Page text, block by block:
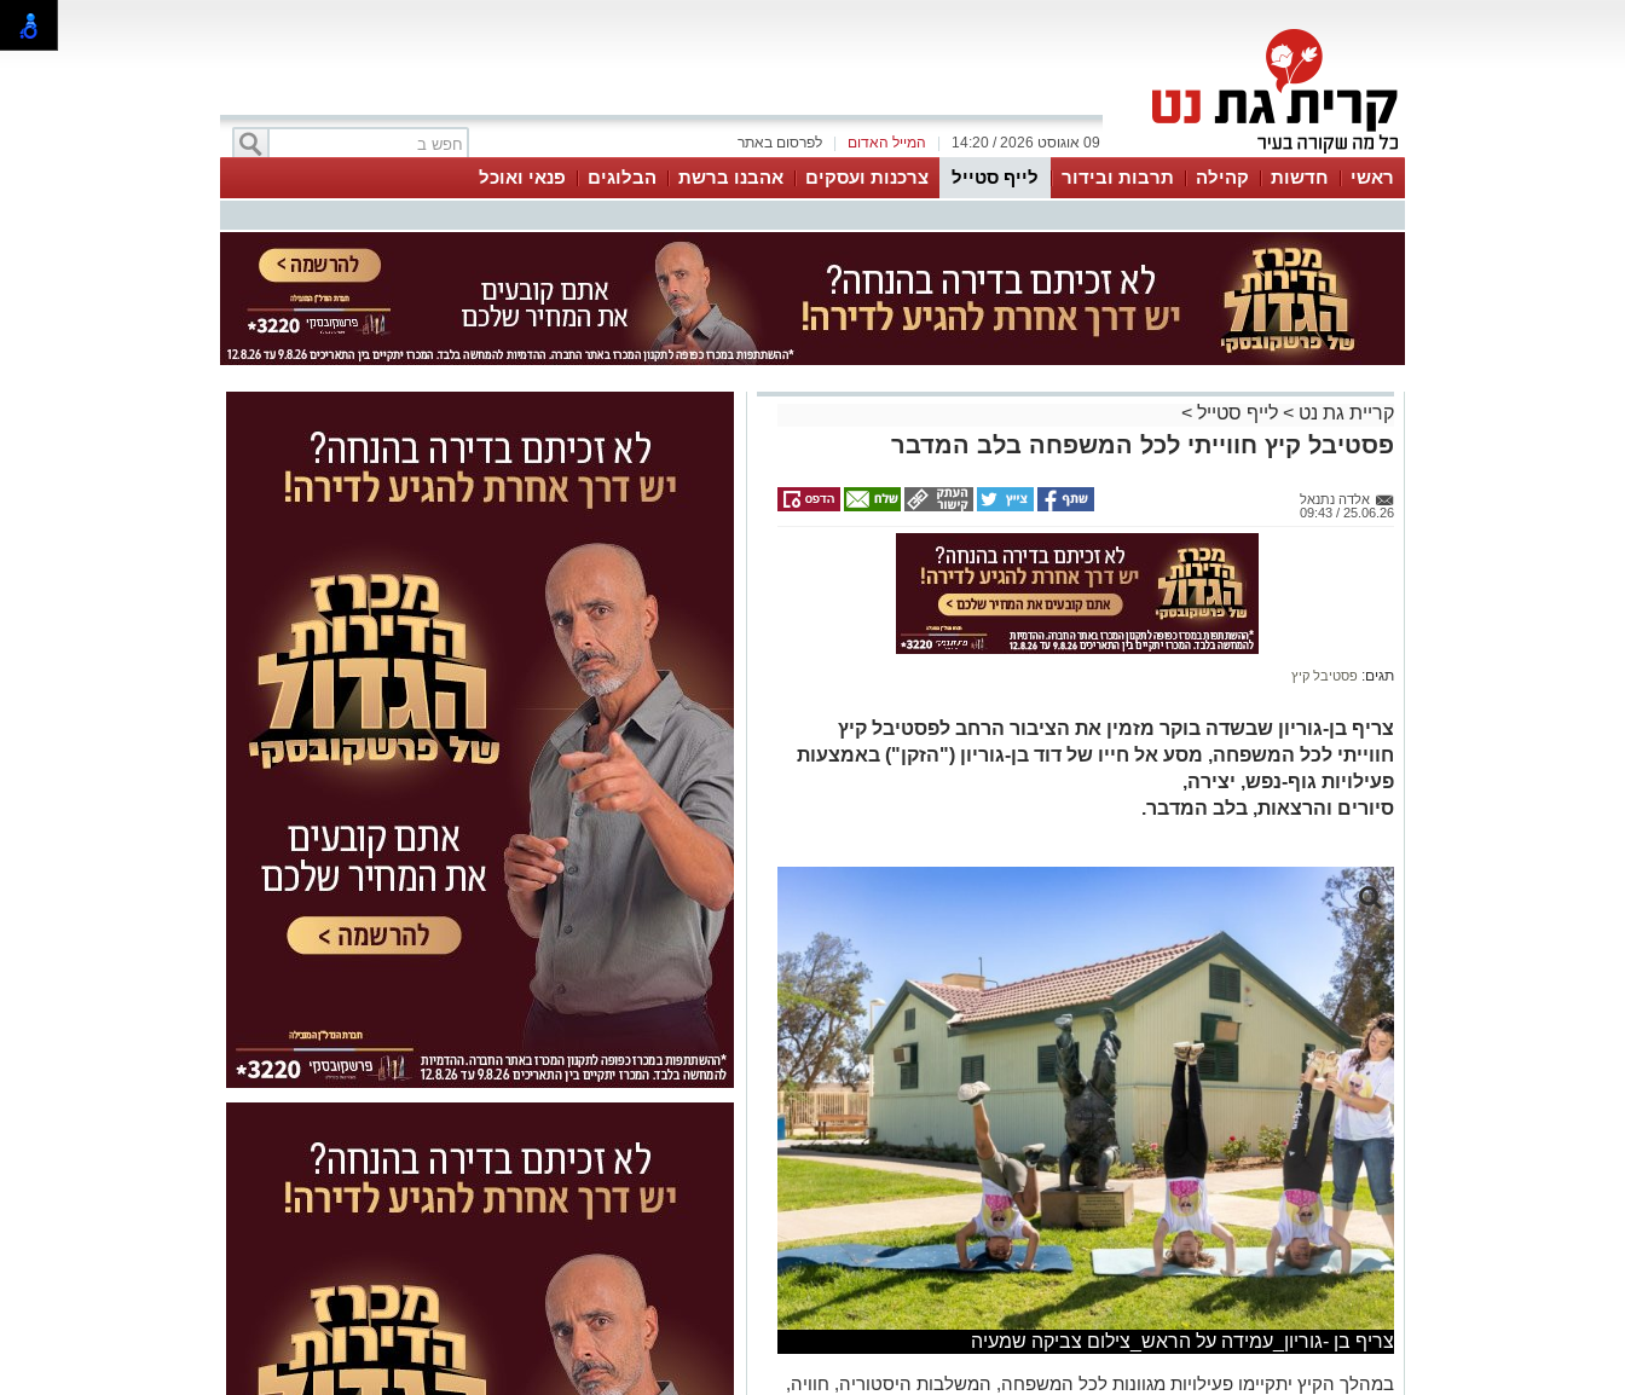
לפרסום באתר המייל האדום 09 אוגוסט 2026 / 14:20
ראשי חדשות קהילה תרבות ובידור לייף סטייל צרכנות ועסקים אהבנו ברשת הבלוגים פנאי ואוכל
קריית גת נט > לייף סטייל >
פסטיבל קיץ חווייתי לכל המשפחה בלב המדבר
אלדה נתנאל
25.06.26 / 09:43
תגים: פסטיבל קיץ
צריף בן-גוריון שבשדה בוקר מזמין את הציבור הרחב לפסטיבל קיץ
חווייתי לכל המשפחה, מסע אל חייו של דוד בן-גוריון ("הזקן") באמצעות
פעילויות גוף-נפש, יצירה,
סיורים והרצאות, בלב המדבר.
צריף בן -גוריון_עמידה על הראש_צילום צביקה שמעיה
במהלך הקיץ יתקיימו פעילויות מגוונות לכל המשפחה, המשלבות היסטוריה, חוויה,